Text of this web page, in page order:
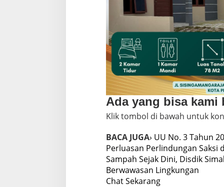
Ada yang bisa kami
Klik tombol di bawah untuk
BACA JUGA› UU No. 3 Tahun
Perluasan Perlindungan Saksi
Sampah Sejak Dini, Disdik
Berwawasan Lingkungan
Chat Sekarang